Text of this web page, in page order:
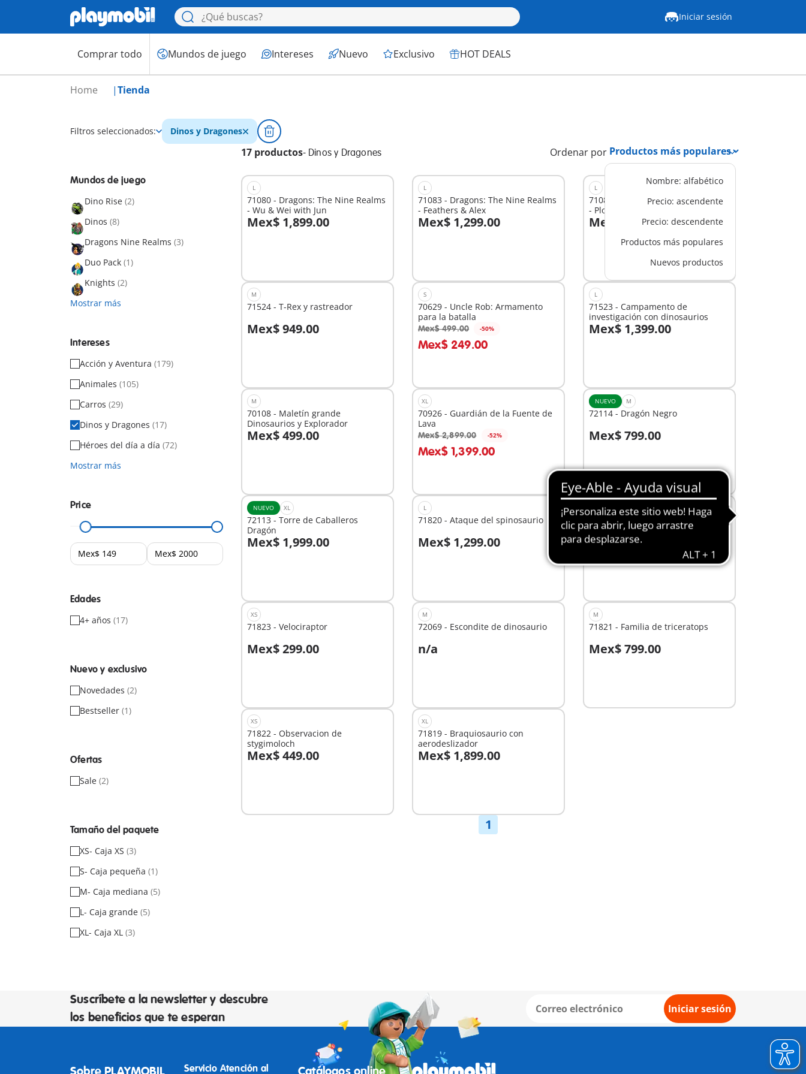
Iniciar sesión
Comprar todo Mundos de juego Intereses Nuevo Exclusivo HOT DEALS
Home Tienda
Filtros seleccionados: Dinos y Dragones
17 productos- Dinos y Dragones Ordenar por
Nombre: alfabético
Precio: ascendente
Precio: descendente
Productos más populares
Nuevos productos
Mundos de juego
Dino Rise (2)
Dinos (8)
Dragons Nine Realms (3)
Duo Pack (1)
Knights (2)
Mostrar más
Intereses
Acción y Aventura (179)
Animales (105)
Carros (29)
Dinos y Dragones (17)
Héroes del día a día (72)
Mostrar más
Price
Edades
4+ años (17)
Nuevo y exclusivo
Novedades (2)
Bestseller (1)
Ofertas
Sale (2)
Tamaño del paquete
XS- Caja XS (3)
S- Caja pequeña (1)
M- Caja mediana (5)
L- Caja grande (5)
XL- Caja XL (3)
L
71080 - Dragons: The Nine Realms
- Wu & Wei with Jun
Mex$ 1,899.00
A la cesta
L
71083 - Dragons: The Nine Realms
- Feathers & Alex
Mex$ 1,299.00
A la cesta
L
71082 - Dragons: The Nine Realms
- Plowhorn & D'Angelo
Mex$ 1,399.00
A la cesta
M
71524 - T-Rex y rastreador
Mex$ 949.00
A la cesta
S
70629 - Uncle Rob: Armamento
para la batalla
Mex$ 499.00 -50%
Mex$ 249.00
L
71523 - Campamento de
investigación con dinosaurios
Mex$ 1,399.00
M
70108 - Maletín grande
Dinosaurios y Explorador
Mex$ 499.00
XL
70926 - Guardián de la Fuente de
Lava
Mex$ 2,899.00 -52%
Mex$ 1,399.00
NUEVO M
72114 - Dragón Negro
Mex$ 799.00
A la cesta
NUEVO XL
72113 - Torre de Caballeros
Dragón
Mex$ 1,999.00
A la cesta
L
71820 - Ataque del spinosaurio
Mex$ 1,299.00
A la cesta
XS
72025 - Duo Pack Cuidador con
rinoceronte
Mex$ 149.00
XS
71823 - Velociraptor
Mex$ 299.00
A la cesta
M
72069 - Escondite de dinosaurio
n/a
M
71821 - Familia de triceratops
Mex$ 799.00
XS
71822 - Observacion de
stygimoloch
Mex$ 449.00
XL
71819 - Braquiosaurio con
aerodeslizador
Mex$ 1,899.00
1
Suscríbete a la newsletter y descubre
los beneficios que te esperan
Iniciar sesión
Servicio Atención al